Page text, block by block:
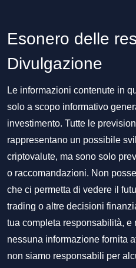
Esonero delle
Divulgazione
Le informazioni contenute in
solo a scopo informativo
investimento. Tutte le
rappresentano un possibile
criptovalute, ma sono solo
o raccomandazioni. Non
che ci permetta di vedere il
trading o altre decisioni
tua completa responsabilità, e
nessuna informazione fornita
non siamo responsabili per